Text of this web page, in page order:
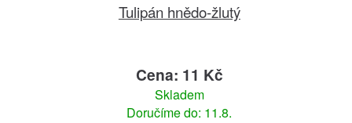
Tulipán hnědo-žlutý
Cena: 11 Kč
Skladem
Doručíme do: 11.8.